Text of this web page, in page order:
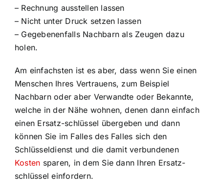
– Rechnung ausstellen lassen
– Nicht unter Druck setzen lassen
– Gegebenenfalls Nachbarn als Zeugen dazu
holen.
Am einfachsten ist es aber, dass wenn Sie einen
Menschen Ihres Vertrauens, zum Beispiel
Nachbarn oder aber Verwandte oder Bekannte,
welche in der Nähe wohnen, denen dann einfach
einen Ersatz-schlüssel übergeben und dann
können Sie im Falles des Falles sich den
Schlüsseldienst und die damit verbundenen
Kosten sparen, in dem Sie dann Ihren Ersatz-
schlüssel einfordern.